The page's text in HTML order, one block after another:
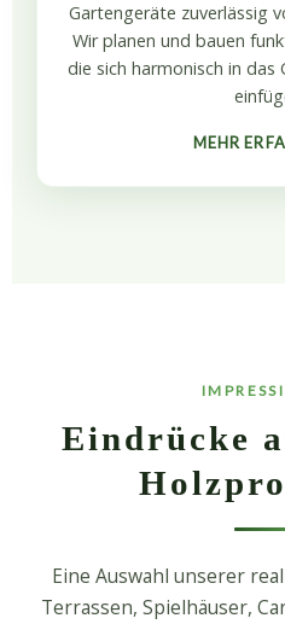
Gartengeräte zuverlässig
Wir planen und bauen
die sich harmonisch in
MEHR
Eindrücke
Eine Auswahl unserer
Terrassen, Spielhäuser,